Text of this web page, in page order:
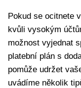
Pokud se ocitnete
kvůli vysokým
možnost vyjednat
platební plán s
pomůže udržet
uvádíme několik